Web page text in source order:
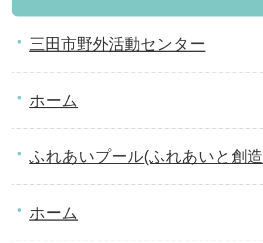
三田市野外活動センター
ホーム
ふれあいプール(ふれあいと創
ホーム